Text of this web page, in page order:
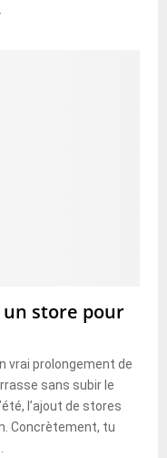
store pour
vrai prolongement de
sans subir le
l’ajout de stores
Concrètement, tu